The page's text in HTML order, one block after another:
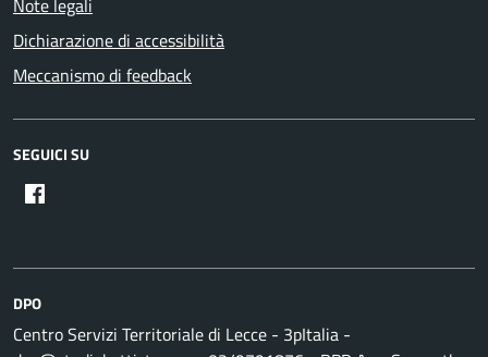
Note legali
Dichiarazione di accessibilità
Meccanismo di feedback
SEGUICI SU
DPO
Centro Servizi Territoriale di Lecce - 3pItalia -